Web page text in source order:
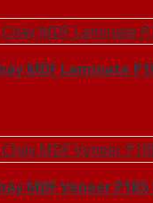
MDF Laminate
MDF Veneer